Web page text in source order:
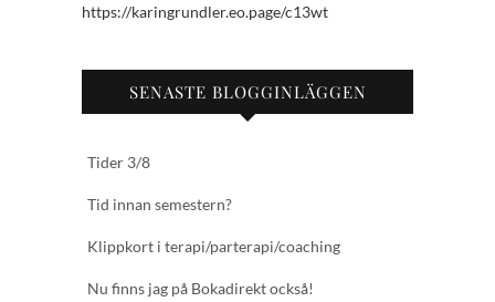
https://karingrundler.eo.page/c13wt
SENASTE BLOGGINLÄGGEN
Tider 3/8
Tid innan semestern?
Klippkort i terapi/parterapi/coaching
Nu finns jag på Bokadirekt också!